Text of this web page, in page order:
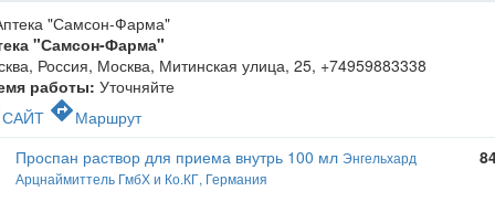
"Самсон-Фарма"
Россия, Москва, Митинская улица, 25, +74959883338
работы: Уточняйте
САЙТ directionsМаршрут
Проспан раствор для приема внутрь 100 мл Энгельхард
Арцнаймиттель ГмбХ и Ко.КГ, Германия